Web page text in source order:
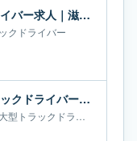
司企業株式会社の大型トラックドライバー求人｜滋賀県竜王町｜月給20万-38万円
クドライバー
アート梱包運輸株式会社の大型トラックドライバー求人｜長野県東御市｜月給37万円
大型トラックドライバー